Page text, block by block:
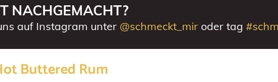
NACHGEMACHT?
auf Instagram unter @schmeckt_miroder tag
Buttered Rum